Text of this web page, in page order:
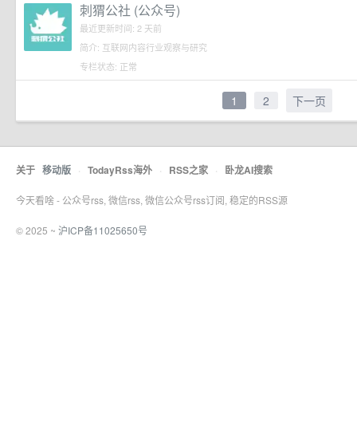
刺猬公社 (公众号)
最近更新时间: 2 天前
简介: 互联网内容行业观察与研究
专栏状态: 正常
1 2 下一页
关于 移动版 · TodayRss海外 · RSS之家 · 卧龙AI搜索
今天看啥 - 公众号rss, 微信rss, 微信公众号rss订阅, 稳定的RSS源
© 2025 ~ 沪ICP备11025650号